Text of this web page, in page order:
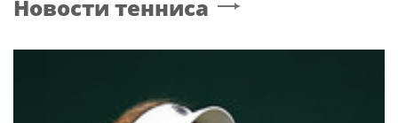
Новости тенниса